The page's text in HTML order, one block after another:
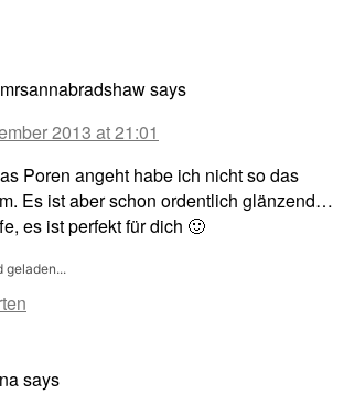
mrsannabradshawsays
2013 at 21:01
Poren angeht habe ich nicht so das
Es ist aber schon ordentlich glänzend…
es ist perfekt für dich 🙂
geladen...
says